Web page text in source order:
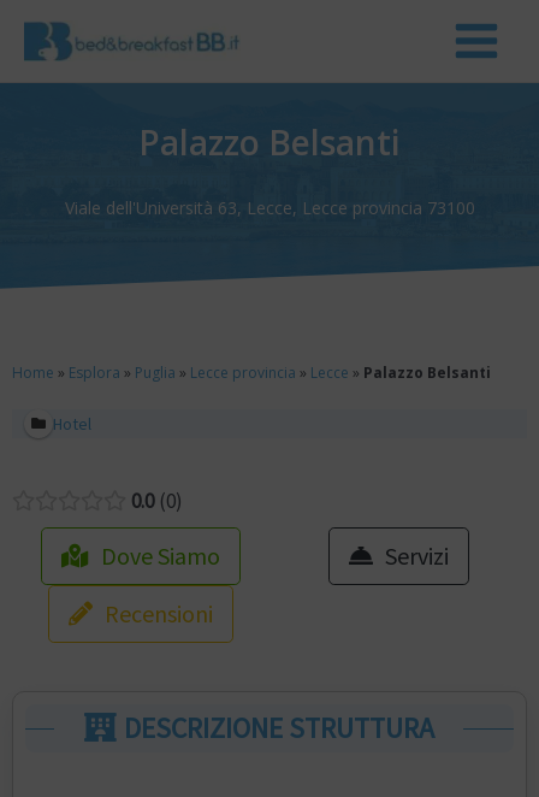
Palazzo Belsanti
Viale dell'Università 63, Lecce, Lecce provincia 73100
Home » Esplora » Puglia » Lecce provincia » Lecce » Palazzo Belsanti
Hotel
0.0 0
Dove Siamo
Servizi
Recensioni
DESCRIZIONE STRUTTURA